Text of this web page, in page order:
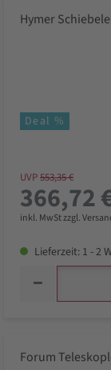
Hymer
Deal %
UVP553,35 €
366,72
inkl. MwSt zzgl.
Lieferzeit: 1 - 2
Forum